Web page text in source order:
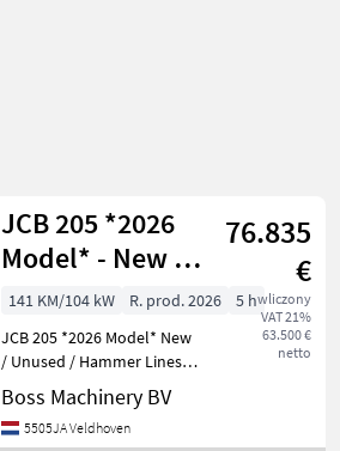
JCB 205 *2026
Model* - New /
Unused /
Hammer Lines
76.835
€
wliczony
VAT 21%
63.500 €
netto
141 KM/104 kW R. prod. 2026
5 h
JCB 205 *2026 Model* New
/ Unused / Hammer Lines
Year: 2026 Reference
number: BM007346 Hours: 5
Type 205 *2026 Model*
Boss Machinery BV
5505JA Veldhoven